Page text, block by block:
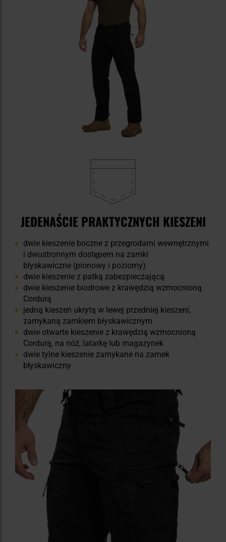
JEDENAŚCIE PRAKTYCZNYCH KIESZENI
dwie kieszenie boczne z przegrodami wewnętrznymi
i dwustronnym dostępem na zamki
błyskawiczne (pionowy i poziomy)
dwie kieszenie z patką zabezpieczającą
dwie kieszenie biodrowe z krawędzią wzmocnioną
Cordurą
jedną kieszeń ukrytą w lewej przedniej kieszeni,
zamykaną zamkiem błyskawicznym
dwie otwarte kieszenie z krawędzią wzmocnioną
Cordurą, na nóż, latarkę lub magazynek
dwie tylne kieszenie zamykane na zamek
błyskawiczny